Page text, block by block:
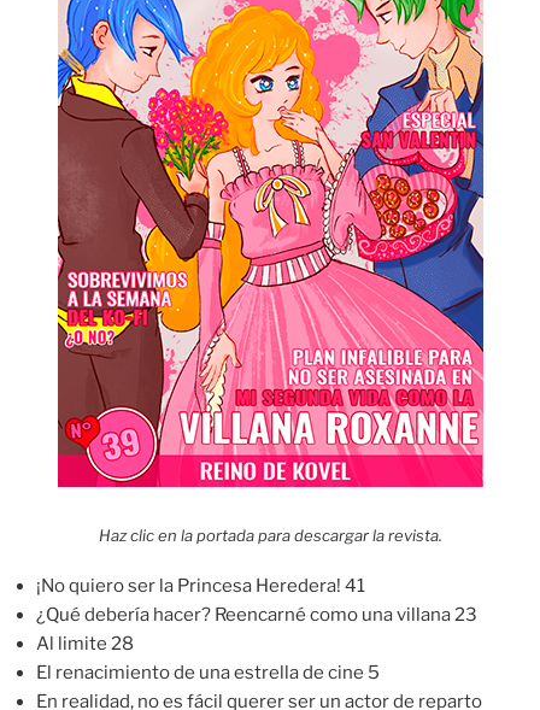
Haz clic en la portada para descargar la revista.
¡No quiero ser la Princesa Heredera! 41
¿Qué debería hacer? Reencarné como una villana 23
Al limite 28
El renacimiento de una estrella de cine 5
En realidad, no es fácil querer ser un actor de reparto